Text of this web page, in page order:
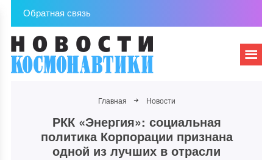
Обратная связь
Главная Новости
РКК «Энергия»: социальная
политика Корпорации признана
одной из лучших в отрасли